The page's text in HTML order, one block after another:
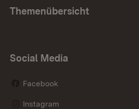
Themenübersicht
Social Media
Facebook
Instagram